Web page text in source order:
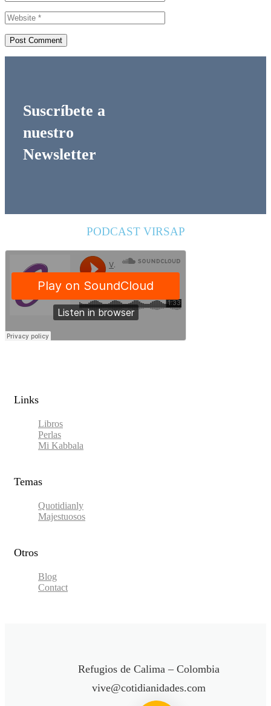
Suscríbete a
nuestro
Newsletter
PODCAST VIRSAP
Links​
Libros
Perlas
Mi Kabbala
Temas
Quotidianly
Majestuosos
Otros
Blog
Contact
Refugios de Calima – Colombia
vive@cotidianidades.com